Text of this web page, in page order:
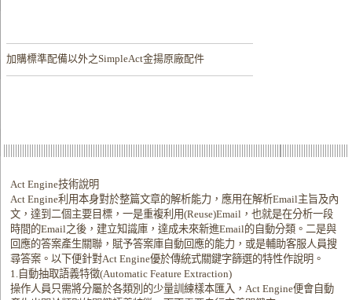
加購標準配備以外之SimpleAct金揚原廠配件
Act Engine技術說明
Act Engine利用本身對於整篇文章的解析能力，應用在解析Email主旨及內
文，達到二個主要目標，一是重複利用(Reuse)Email，也就是在分析一段
時間的Email之後，建立知識庫，達成未來新進Email的自動分類。二是與
回應的答案產生關聯，賦予答案庫自動回應的能力，或是輔助客服人員搜
尋答案。以下便針對Act Engine優於傳統式關鍵字篩選的特性作說明。
1.自動抽取語義特徵(Automatic Feature Extraction)
操作人員只需將分屬於各類別的少量訓練樣本匯入，Act Engine便會自動